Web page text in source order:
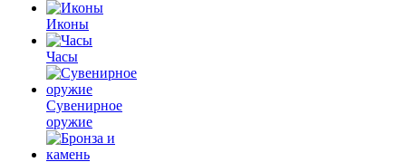
Иконы
Часы
Сувенирное
оружие